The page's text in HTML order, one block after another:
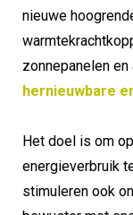
nieuwe
zonnepanelen
hernieuwbare
Het doel is om
energieverbruik
stimuleren ook